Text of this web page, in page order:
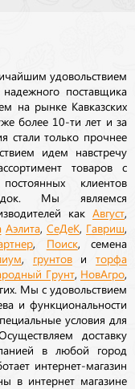
удовольствием
поставщика
на рынке Кавказских
более 10-ти лет и за
стали только прочнее
идем навстречу
товаров с
клиентов
Мы являемся
как Август
Аэлита, СеДеК Гавриш
Поиск, семена
грунтовиторфа
Грунт, НовАгро
Мы с удовольствием
и функциональности
условия для
доставку
в любой город
интернет-магазин
в интернет магазине